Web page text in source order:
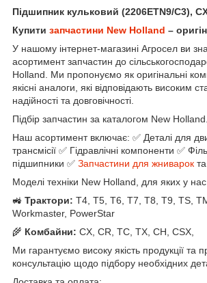
Підшипник кульковий (2206ETN9/C3),
Купити запчастини New Holland –
У нашому інтернет-магазині Агросел ви
асортимент запчастин до
Holland. Ми пропонуємо як оригінальні
якісні аналоги, які відповідають високим
надійності та довговічності.
Підбір запчастин за каталогом New Holland.
Наш асортимент включає: ✅ Деталі для
трансмісії ✅ Гідравлічні компоненти ✅
підшипники ✅ Запчастини для жниварок
Моделі техніки New Holland, для яких у
🚜 Трактори: T4, T5, T6, T7, T8, T9, TS,
Workmaster, PowerStar
🌾 Комбайни: CX, CR, TC, TX, CH, CSX,
Ми гарантуємо високу якість продукції та
консультацію щодо підбору необхідних